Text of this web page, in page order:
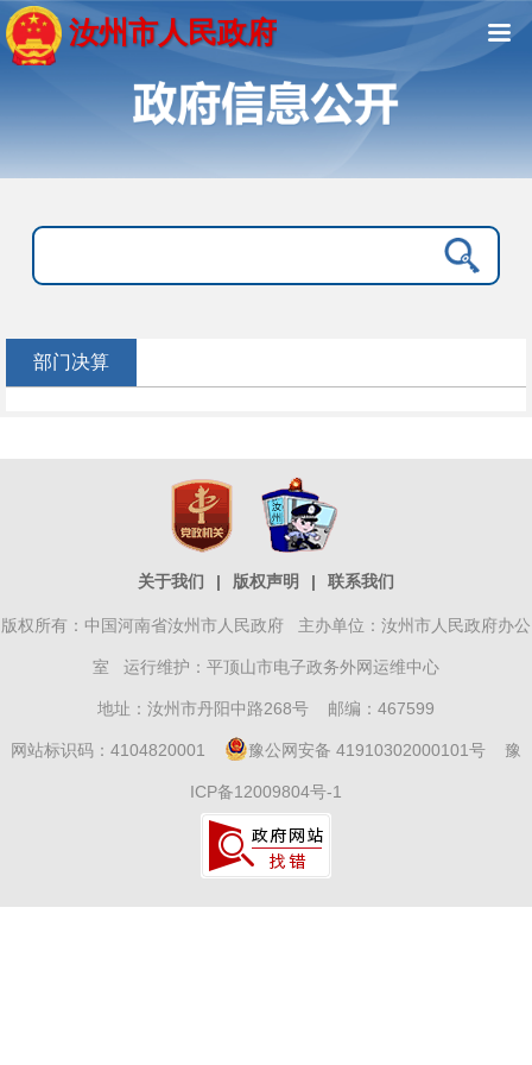
汝州市人民政府
部门决算
关于我们 | 版权声明 | 联系我们
版权所有：中国河南省汝州市人民政府 主办单位：汝州市人民政府办公
室 运行维护：平顶山市电子政务外网运维中心
地址：汝州市丹阳中路268号 邮编：467599
网站标识码：4104820001 豫公网安备 41910302000101号 豫
ICP备12009804号-1